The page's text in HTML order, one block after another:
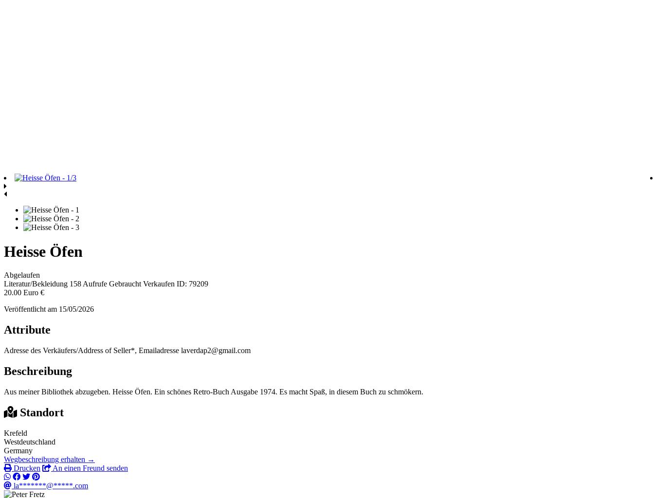
Heisse Öfen
Abgelaufen
Literatur/Bekleidung 158 Aufrufe Gebraucht Verkaufen ID: 79209
20.00 Euro €
Veröffentlicht am 15/05/2026
Attribute
Adresse des Verkäufers/Address of Seller*, Emailadresse laverdap2@gmail.com
Beschreibung
Aus meiner Bibliothek abzugeben. Heisse Öfen. Ein schönes Retro-Buch Ausgabe 1974. Es macht Spaß, in diesem Buch zu schmökern.
Standort
Krefeld
Westdeutschland
Germany
Wegbeschreibung erhalten →
Drucken
An einen Freund senden
la*******@*****.com